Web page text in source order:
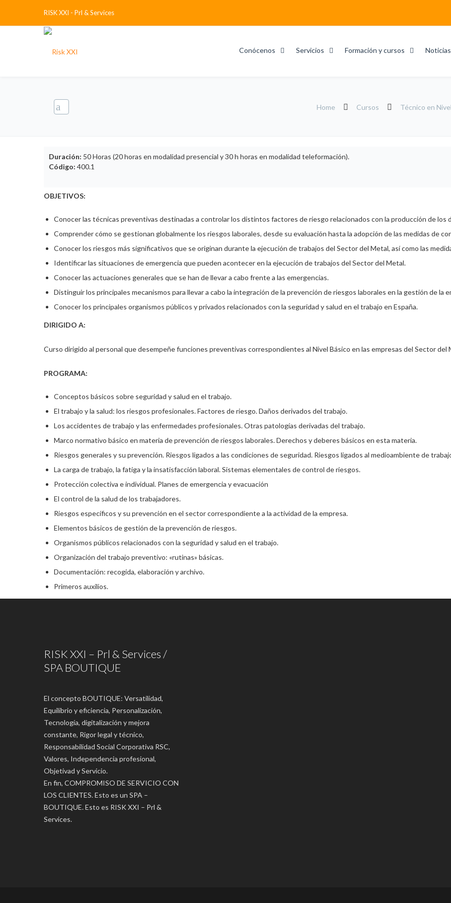
RISK XXI - Prl & Services
Conócenos Servicios Formación y cursos Noticias
Home Cursos Técnico en
Duración: 50 Horas (20 horas en modalidad presencial y 30 h horas en modalidad teleformación).
Código: 400.1
OBJETIVOS:
Conocer las técnicas preventivas destinadas a controlar los distintos factores de riesgo relacionados con la producción de los
Comprender cómo se gestionan globalmente los riesgos laborales, desde su evaluación hasta la adopción de las medidas de
Conocer los riesgos más significativos que se originan durante la ejecución de trabajos del Sector del Metal, así como las
Identificar las situaciones de emergencia que pueden acontecer en la ejecución de trabajos del Sector del Metal.
Conocer las actuaciones generales que se han de llevar a cabo frente a las emergencias.
Distinguir los principales mecanismos para llevar a cabo la integración de la prevención de riesgos laborales en la gestión de la
Conocer los principales organismos públicos y privados relacionados con la seguridad y salud en el trabajo en España.
DIRIGIDO A:
Curso dirigido al personal que desempeñe funciones preventivas correspondientes al Nivel Básico en las empresas del Sector del
PROGRAMA:
Conceptos básicos sobre seguridad y salud en el trabajo.
El trabajo y la salud: los riesgos profesionales. Factores de riesgo. Daños derivados del trabajo.
Los accidentes de trabajo y las enfermedades profesionales. Otras patologías derivadas del trabajo.
Marco normativo básico en materia de prevención de riesgos laborales. Derechos y deberes básicos en esta materia.
Riesgos generales y su prevención. Riesgos ligados a las condiciones de seguridad. Riesgos ligados al medioambiente de
La carga de trabajo, la fatiga y la insatisfacción laboral. Sistemas elementales de control de riesgos.
Protección colectiva e individual. Planes de emergencia y evacuación
El control de la salud de los trabajadores.
Riesgos específicos y su prevención en el sector correspondiente a la actividad de la empresa.
Elementos básicos de gestión de la prevención de riesgos.
Organismos públicos relacionados con la seguridad y salud en el trabajo.
Organización del trabajo preventivo: «rutinas» básicas.
Documentación: recogida, elaboración y archivo.
Primeros auxilios.
RISK XXI – Prl & Services /
SPA BOUTIQUE
El concepto BOUTIQUE: Versatilidad,
Equilibrio y eficiencia, Personalización,
Tecnología, digitalización y mejora
constante, Rigor legal y técnico,
Responsabilidad Social Corporativa RSC,
Valores, Independencia profesional,
Objetivad y Servicio.
En fin, COMPROMISO DE SERVICIO CON
LOS CLIENTES. Esto es un SPA –
BOUTIQUE. Esto es RISK XXI – Prl &
Services.